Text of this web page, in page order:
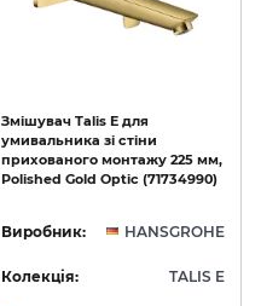
Змішувач Talis E для
умивальника зі стіни
прихованого монтажу 225 мм,
Polished Gold Optic (71734990)
Виробник: HANSGROHE
Колекція: TALIS E